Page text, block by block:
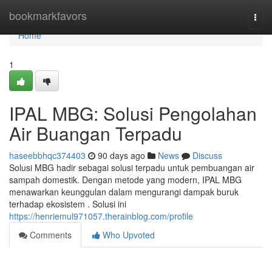
bookmarkfavors
Home
Home
1
IPAL MBG: Solusi Pengolahan
Air Buangan Terpadu
haseebbhqc374403 90 days ago News
Discuss
Solusi MBG hadir sebagai solusi terpadu untuk pembuangan air
sampah domestik. Dengan metode yang modern, IPAL MBG
menawarkan keunggulan dalam mengurangi dampak buruk
terhadap ekosistem . Solusi ini
https://henriemul971057.therainblog.com/profile
Comments
Who Upvoted